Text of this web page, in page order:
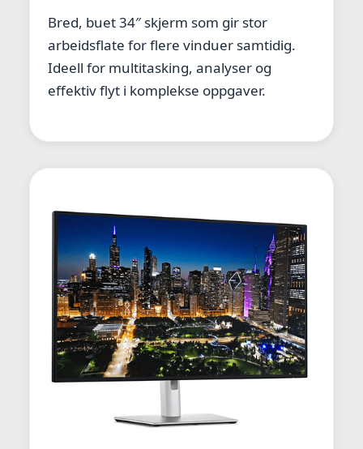
Bred, buet 34″ skjerm som gir stor
arbeidsflate for flere vinduer samtidig.
Ideell for multitasking, analyser og
effektiv flyt i komplekse oppgaver.